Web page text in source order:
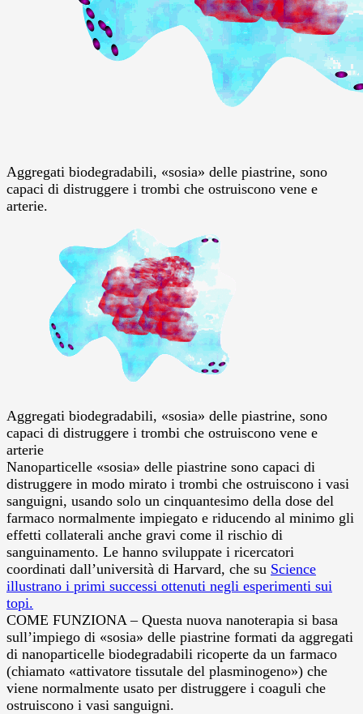
Aggregati biodegradabili, «sosia» delle piastrine, sono
capaci di distruggere i trombi che ostruiscono vene e
arterie.
Aggregati biodegradabili, «sosia» delle piastrine, sono
capaci di distruggere i trombi che ostruiscono vene e
arterie
Nanoparticelle «sosia» delle piastrine sono capaci di
distruggere in modo mirato i trombi che ostruiscono i vasi
sanguigni, usando solo un cinquantesimo della dose del
farmaco normalmente impiegato e riducendo al minimo gli
effetti collaterali anche gravi come il rischio di
sanguinamento. Le hanno sviluppate i ricercatori
coordinati dall’università di Harvard, che su Science
illustrano i primi successi ottenuti negli esperimenti sui
topi.
COME FUNZIONA – Questa nuova nanoterapia si basa
sull’impiego di «sosia» delle piastrine formati da aggregati
di nanoparticelle biodegradabili ricoperte da un farmaco
(chiamato «attivatore tissutale del plasminogeno») che
viene normalmente usato per distruggere i coaguli che
ostruiscono i vasi sanguigni.